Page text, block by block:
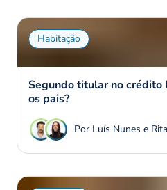
Habitação
Segundo titular no crédito
os pais?
Por Luís Nunes e